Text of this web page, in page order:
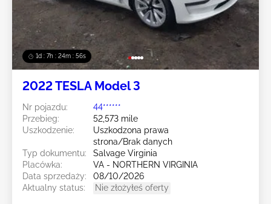
1d : 7h : 24m : 54s
2022 TESLA Model 3
Nr pojazdu:
44******
Przebieg:
52,573 mile
Uszkodzenie:
Uszkodzona prawa
strona/Brak danych
Typ dokumentu:
Salvage Virginia
Placówka:
VA - NORTHERN VIRGINIA
Data sprzedaży:
08/10/2026
Aktualny status:
Nie złożyłeś oferty